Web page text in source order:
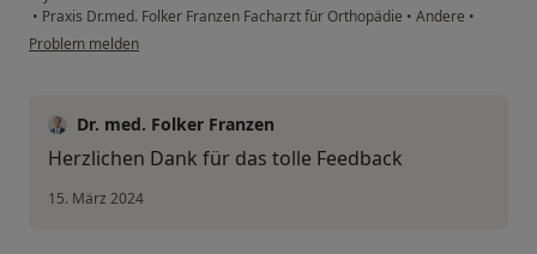
• Praxis Dr.med. Folker Franzen Facharzt für Orthopädie • Andere •
Problem melden
Dr. med. Folker Franzen
Herzlichen Dank für das tolle Feedback
15. März 2024